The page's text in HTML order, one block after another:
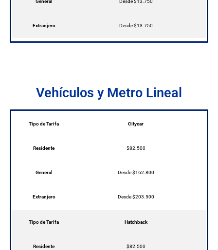
General Desde $13.750
Extranjero Desde $13.750
Vehículos y Metro Lineal
Tipo de Tarifa Citycar
Residente $82.500
General Desde $162.800
Extranjero Desde $203.500
Tipo de Tarifa Hatchback
Residente $82.500